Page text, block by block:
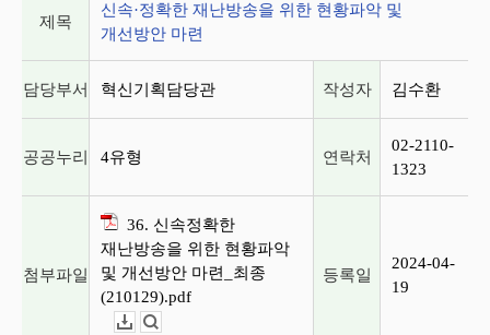
제목
신속·정확한 재난방송을 위한 현황파악 및
개선방안 마련
담당부서 혁신기획담당관 작성자 김수환
공공누리 4유형 연락처
02-2110-
1323
첨부파일
36. 신속정확한
재난방송을 위한 현황파악
및 개선방안 마련_최종
(210129).pdf
등록일
2024-04-
19